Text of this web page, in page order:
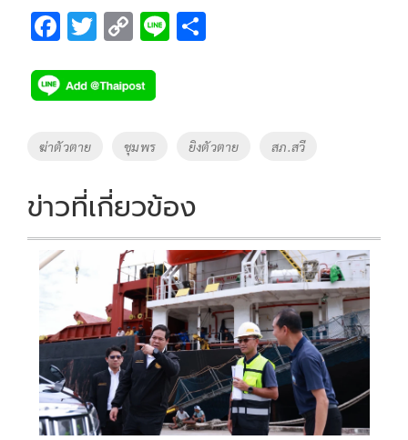
F
e
b
o
k
T
tt
er
C
p
y
Li
k
Li
Tags
ฆ่าตัวตาย ชุมพร ยิงตัวตาย สภ.สวี
ข่าวที่เกี่ยวข้อง